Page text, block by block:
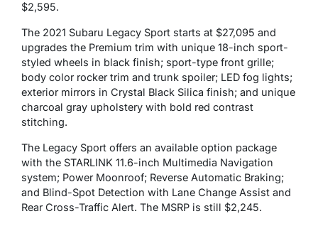
$2,595.
The 2021 Subaru Legacy Sport starts at $27,095 and
upgrades the Premium trim with unique 18-inch sport-
styled wheels in black finish; sport-type front grille;
body color rocker trim and trunk spoiler; LED fog lights;
exterior mirrors in Crystal Black Silica finish; and unique
charcoal gray upholstery with bold red contrast
stitching.
The Legacy Sport offers an available option package
with the STARLINK 11.6-inch Multimedia Navigation
system; Power Moonroof; Reverse Automatic Braking;
and Blind-Spot Detection with Lane Change Assist and
Rear Cross-Traffic Alert. The MSRP is still $2,245.